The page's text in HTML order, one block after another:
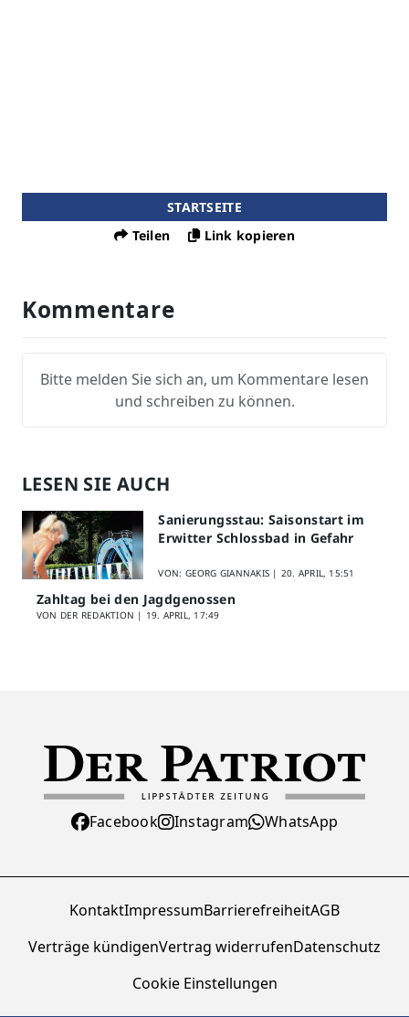
STARTSEITE
Teilen
Link kopieren
Kommentare
Bitte melden Sie sich an, um Kommentare lesen
und schreiben zu können.
LESEN SIE AUCH
Sanierungsstau: Saisonstart im
Erwitter Schlossbad in Gefahr
VON: GEORG GIANNAKIS | 20. APRIL, 15:51
Zahltag bei den Jagdgenossen
VON DER REDAKTION | 19. APRIL, 17:49
Facebook Instagram WhatsApp
KontaktImpressumBarrierefreiheitAGB
Verträge kündigenVertrag widerrufenDatenschutz
Cookie Einstellungen